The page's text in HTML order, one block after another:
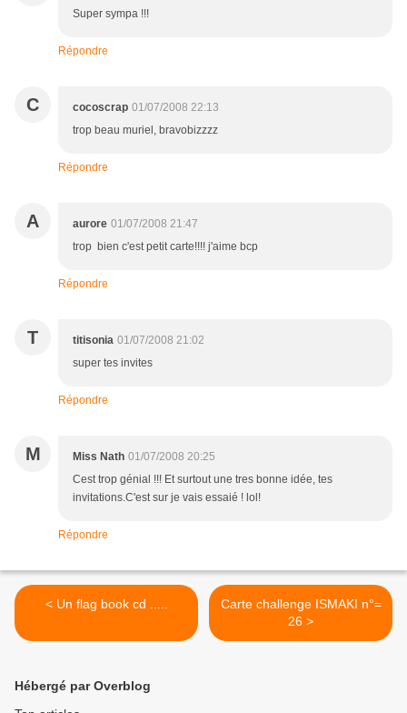
Super sympa !!!
Répondre
C cocoscrap 01/07/2008 22:13
trop beau muriel, bravobizzzz
Répondre
A aurore 01/07/2008 21:47
trop bien c'est petit carte!!!! j'aime bcp
Répondre
T titisonia 01/07/2008 21:02
super tes invites
Répondre
M Miss Nath 01/07/2008 20:25
Cest trop génial !!! Et surtout une tres bonne idée, tes
invitations.C'est sur je vais essaié ! lol!
Répondre
< Un flag book cd .....
Carte challenge ISMAKI n°=
26 >
Hébergé par Overblog